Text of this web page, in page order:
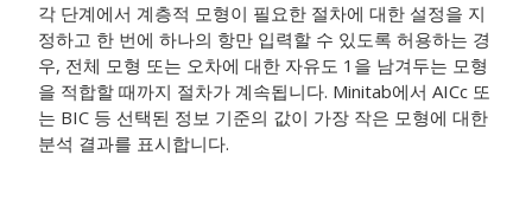
각 단계에서 계층적 모형이 필요한 절차에 대한 설정을 지
정하고 한 번에 하나의 항만 입력할 수 있도록 허용하는 경
우, 전체 모형 또는 오차에 대한 자유도 1을 남겨두는 모형
을 적합할 때까지 절차가 계속됩니다. Minitab에서 AICc 또
는 BIC 등 선택된 정보 기준의 값이 가장 작은 모형에 대한
분석 결과를 표시합니다.